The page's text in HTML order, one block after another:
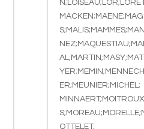
ER;MEUNIER;MICHEL;
OTTELET;